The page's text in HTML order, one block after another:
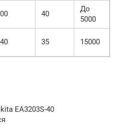
40
До
5000
35 15000
EA3203S-40